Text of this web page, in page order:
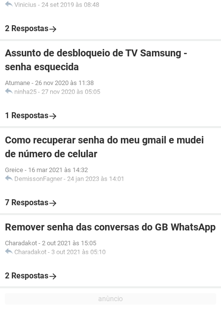
Vinicius - 24 set 2019 às 08:48
2 Respostas
Assunto de desbloqueio de TV Samsung -
senha esquecida
Atumane - 26 nov 2020 às 11:38
ninha25 - 27 nov 2020 às 05:05
1 Respostas
Como recuperar senha do meu gmail e mudei
de número de celular
Greice - 16 mar 2021 às 14:32
DemissonFagner - 24 jan 2023 às 14:01
7 Respostas
Remover senha das conversas do GB WhatsApp
Charadakot - 2 out 2021 às 15:05
Charadakot - 3 out 2021 às 05:10
2 Respostas